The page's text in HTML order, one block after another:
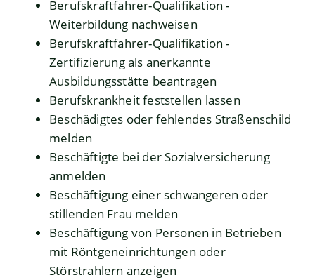
Berufskraftfahrer-Qualifikation -
Weiterbildung nachweisen
Berufskraftfahrer-Qualifikation -
Zertifizierung als anerkannte
Ausbildungsstätte beantragen
Berufskrankheit feststellen lassen
Beschädigtes oder fehlendes Straßenschild
melden
Beschäftigte bei der Sozialversicherung
anmelden
Beschäftigung einer schwangeren oder
stillenden Frau melden
Beschäftigung von Personen in Betrieben
mit Röntgeneinrichtungen oder
Störstrahlern anzeigen